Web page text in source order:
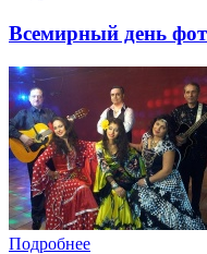
Всемирный день
Подробнее